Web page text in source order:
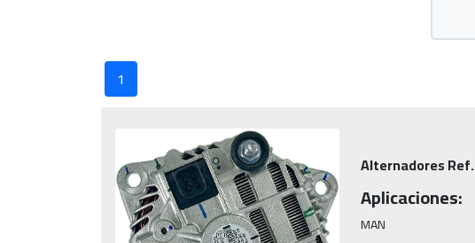
1
Alternadores Ref.
Aplicaciones:
MAN